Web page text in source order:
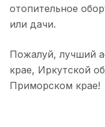
отопительное
или дачи.
Пожалуй, лучший
крае, Иркутской
Приморском крае!